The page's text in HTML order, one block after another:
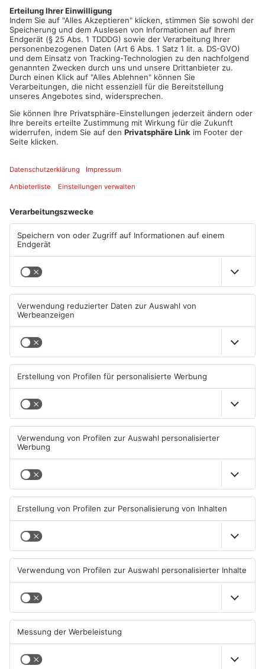
Post im Rhein-Main-Gebiet könnte die Arbeit aufgefangen
werden – auch wenn Beschäftigte in Streik treten. Mitarbeiter
der Paketzentren in Offenbach und Obertshausen werden am
Mittag bei der Kundgebung in Frankfurt dabei sein – wie viele,
das konnte Heß nicht sagen. Gestreikt wird für 15 Prozent
mehr Lohn – morgen gehen die Tarifverhandlungen in die 3.
Runde.
Artikel teilen
Mehr aus
Primaveraland
TOPNEWS
Schwimmbäder im
Primaveraland weisen teils
erhebliche Mängel auf
06.08.2026, 06:37 UHR IN
PRIMAVERALAND
TOPNEWS
weiterhin sehr hoch
06.08.2026, 06:34 UHR IN
TOPNEWS
Brände in Seligenstadt,
Waldaschaff und zwischen
Hanau und Kahl
05.08.2026, 06:36 UHR IN
Gewässer im Primaveraland